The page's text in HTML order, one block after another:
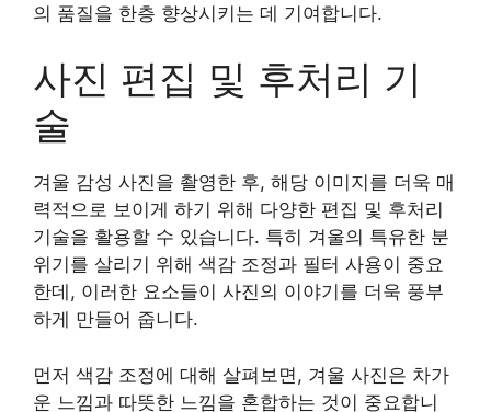
의 품질을 한층 향상시키는 데 기여합니다.
사진 편집 및 후처리 기
술
겨울 감성 사진을 촬영한 후, 해당 이미지를 더욱 매
력적으로 보이게 하기 위해 다양한 편집 및 후처리
기술을 활용할 수 있습니다. 특히 겨울의 특유한 분
위기를 살리기 위해 색감 조정과 필터 사용이 중요
한데, 이러한 요소들이 사진의 이야기를 더욱 풍부
하게 만들어 줍니다.
먼저 색감 조정에 대해 살펴보면, 겨울 사진은 차가
운 느낌과 따뜻한 느낌을 혼합하는 것이 중요합니